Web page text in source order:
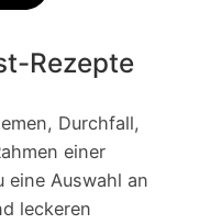
Rezepte
Durchfall,
einer
eine Auswahl an
leckeren